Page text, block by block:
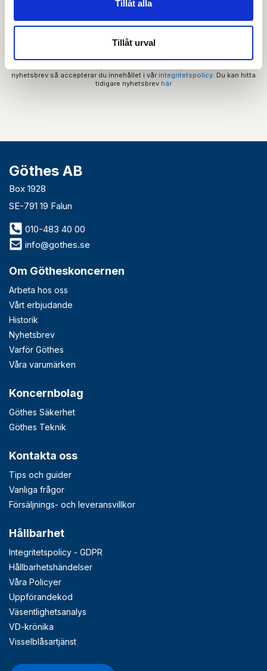
Tillåt alla
Tillåt urval
nyhetsbrev så accepterar du innehållet i vår integritetspolicy . Du kan hitta
tidigare nyhetsbrev här
Göthes AB
Box 1928
SE-791 19 Falun
010-483 40 00
info@gothes.se
Om Götheskoncernen
Arbeta hos oss
Vårt erbjudande
Historik
Nyhetsbrev
Varför Göthes
Våra varumärken
Koncernbolag
Göthes Säkerhet
Göthes Teknik
Kontakta oss
Tips och guider
Vanliga frågor
Försäljnings- och leveransvillkor
Hållbarhet
Integritetspolicy - GDPR
Hållbarhetshändelser
Våra Policyer
Uppförandekod
Väsentlighetsanalys
VD-krönika
Visselblåsartjänst